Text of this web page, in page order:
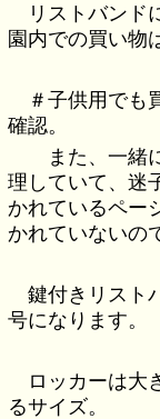
リストバンド
園内での買い物
＃子供用でも
確認。
また、一緒
理していて、迷
かれているペー
かれていないの
鍵付きリスト
号になります。
ロッカーは大
るサイズ。